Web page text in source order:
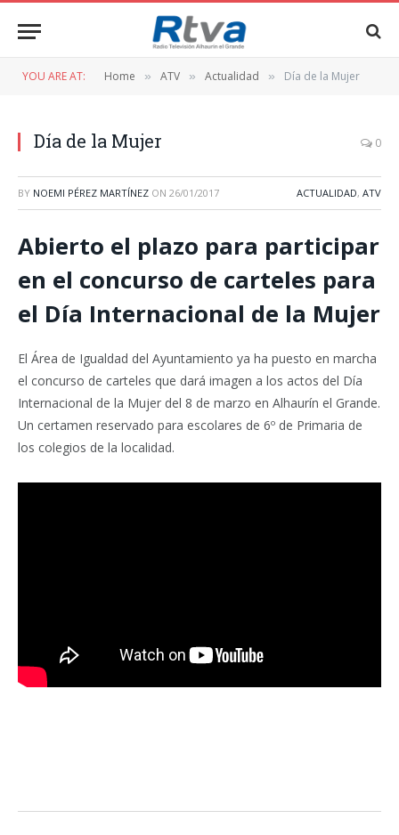
YOU ARE AT: Home » ATV » Actualidad » Día de la Mujer
Día de la Mujer 0
BY NOEMI PÉREZ MARTÍNEZ ON 26/01/2017 ACTUALIDAD, ATV
Abierto el plazo para participar
en el concurso de carteles para
el Día Internacional de la Mujer
El Área de Igualdad del Ayuntamiento ya ha puesto en marcha
el concurso de carteles que dará imagen a los actos del Día
Internacional de la Mujer del 8 de marzo en Alhaurín el Grande.
Un certamen reservado para escolares de 6º de Primaria de
los colegios de la localidad.